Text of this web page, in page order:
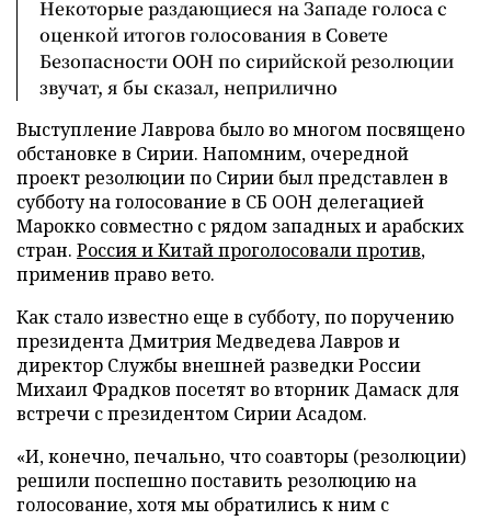
Некоторые раздающиеся на Западе голоса с
оценкой итогов голосования в Совете
Безопасности ООН по сирийской резолюции
звучат, я бы сказал, неприлично
Выступление Лаврова было во многом посвящено
обстановке в Сирии. Напомним, очередной
проект резолюции по Сирии был представлен в
субботу на голосование в СБ ООН делегацией
Марокко совместно с рядом западных и арабских
стран. Россия и Китай проголосовали против,
применив право вето.
Как стало известно еще в субботу, по поручению
президента Дмитрия Медведева Лавров и
директор Службы внешней разведки России
Михаил Фрадков посетят во вторник Дамаск для
встречи с президентом Сирии Асадом.
«И, конечно, печально, что соавторы (резолюции)
решили поспешно поставить резолюцию на
голосование, хотя мы обратились к ним с